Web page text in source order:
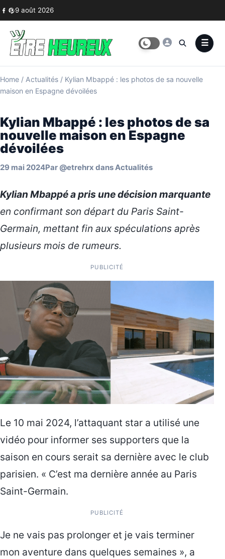
Skip to content
9 août 2026
Home / Actualités / Kylian Mbappé : les photos de sa nouvelle
maison en Espagne dévoilées
Kylian Mbappé : les photos de sa
nouvelle maison en Espagne
dévoilées
29 mai 2024Par @etrehrx dansActualités
Kylian Mbappé a pris une décision marquante
en confirmant son départ du Paris Saint-
Germain, mettant fin aux spéculations après
plusieurs mois de rumeurs.
PUBLICITÉ
Le 10 mai 2024, l’attaquant star a utilisé une
vidéo pour informer ses supporters que la
saison en cours serait sa dernière avec le club
parisien. « C’est ma dernière année au Paris
Saint-Germain.
PUBLICITÉ
Je ne vais pas prolonger et je vais terminer
mon aventure dans quelques semaines », a